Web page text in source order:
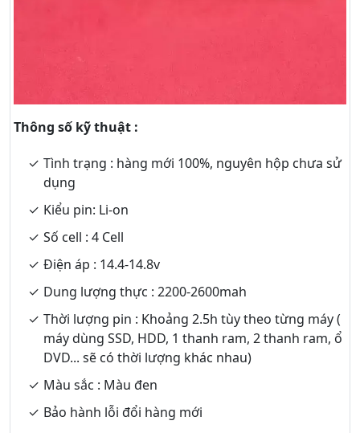
Thông số kỹ thuật :
Tình trạng : hàng mới 100%, nguyên hộp chưa sử
dụng
Kiểu pin: Li-on
Số cell : 4 Cell
Điện áp : 14.4-14.8v
Dung lượng thực : 2200-2600mah
Thời lượng pin : Khoảng 2.5h tùy theo từng máy (
máy dùng SSD, HDD, 1 thanh ram, 2 thanh ram, ổ
DVD... sẽ có thời lượng khác nhau)
Màu sắc : Màu đen
Bảo hành lỗi đổi hàng mới